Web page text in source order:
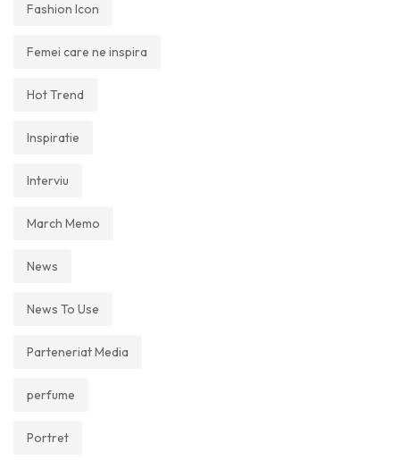
Fashion Icon
Femei care ne inspira
Hot Trend
Inspiratie
Interviu
March Memo
News
News To Use
Parteneriat Media
perfume
Portret